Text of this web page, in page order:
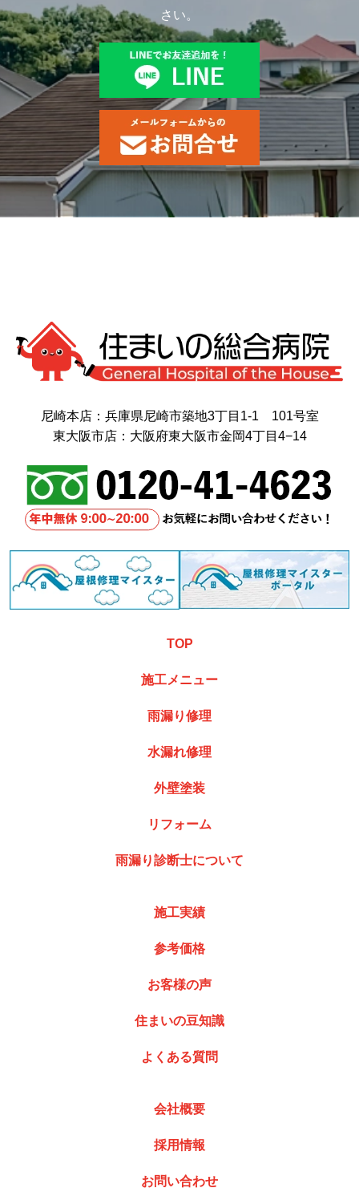
さい。
尼崎本店：兵庫県尼崎市築地3丁目1-1 101号室
東大阪市店：大阪府東大阪市金岡4丁目4−14
TOP
施工メニュー
雨漏り修理
水漏れ修理
外壁塗装
リフォーム
雨漏り診断士について
施工実績
参考価格
お客様の声
住まいの豆知識
よくある質問
会社概要
採用情報
お問い合わせ